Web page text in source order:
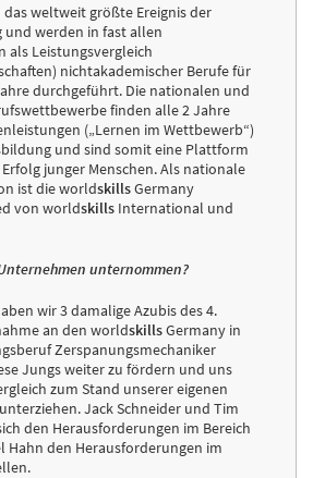
das weltweit größte Ereignis der
werden in fast allen
als Leistungsvergleich
nichtakademischer Berufe für
durchgeführt. Die nationalen und
finden alle 2 Jahre
(„Lernen im Wettbewerb“)
und sind somit eine Plattform
junger Menschen. Als nationale
ist die worldskillsGermany
von worldskills International und
unternommen?
wir 3 damalige Azubis des 4.
an den worldskillsGermany in
Zerspanungsmechaniker
Jungs weiter zu fördern und uns
zum Stand unserer eigenen
Jack Schneider und Tim
den Herausforderungen im Bereich
Hahn den Herausforderungen im